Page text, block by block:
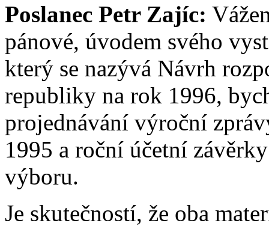
Poslanec Petr Zajíc:
pánové, úvodem svého
který se nazývá Návrh
republiky na rok 1996,
projednávání výroční
1995 a roční účetní
výboru.
Je skutečností, že oba